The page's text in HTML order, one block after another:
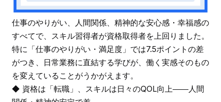
仕事のやりがい、人間関係、精神的な安心感・幸福感の
すべてで、スキル習得者が資格取得者を上回りました。
特に「仕事のやりがい・満足度」では7.5ポイントの差
がつき、日常業務に直結する学びが、働く実感そのもの
を変えていることがうかがえます。
◆ 資格は「転職」、スキルは日々のQOL向上――人間